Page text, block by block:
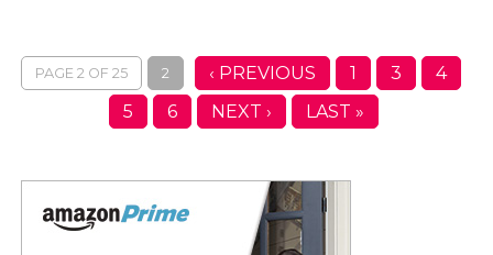
PAGE 2 OF 25 ‹ PREVIOUS 1
2 3
4
5
6 NEXT › LAST »